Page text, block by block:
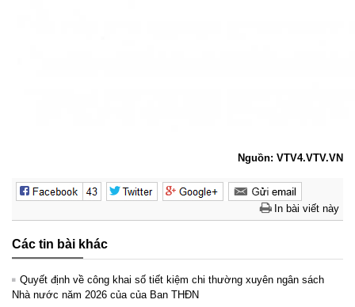
Nguồn: VTV4.VTV.VN
In bài viết này
Các tin bài khác
Quyết định về công khai số tiết kiệm chi thường xuyên ngân sách
Nhà nước năm 2026 của của Ban THĐN